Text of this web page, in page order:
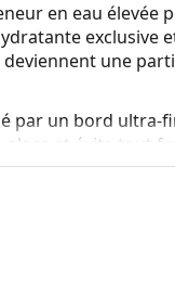
en eau
exclusive
une
par un bord ultra-
place et évite tout
nécessitant une